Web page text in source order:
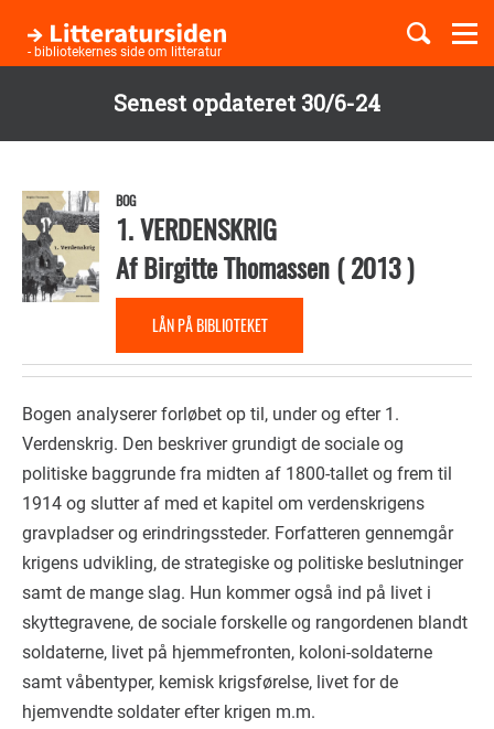
Senest opdateret 30/6-24
hovedindhold
- bibliotekernes side om litteratur
Børnebøger
Temaer
BOG
1. VERDENSKRIG
AfBirgitte Thomassen(2013)
LÅN PÅ BIBLIOTEKET
Bogen analyserer forløbet op til, under og efter 1.
Verdenskrig. Den beskriver grundigt de sociale og
politiske baggrunde fra midten af 1800-tallet og frem til
1914 og slutter af med et kapitel om verdenskrigens
gravpladser og erindringssteder. Forfatteren gennemgår
krigens udvikling, de strategiske og politiske beslutninger
samt de mange slag. Hun kommer også ind på livet i
skyttegravene, de sociale forskelle og rangordenen blandt
soldaterne, livet på hjemmefronten, koloni-soldaterne
samt våbentyper, kemisk krigsførelse, livet for de
hjemvendte soldater efter krigen m.m.